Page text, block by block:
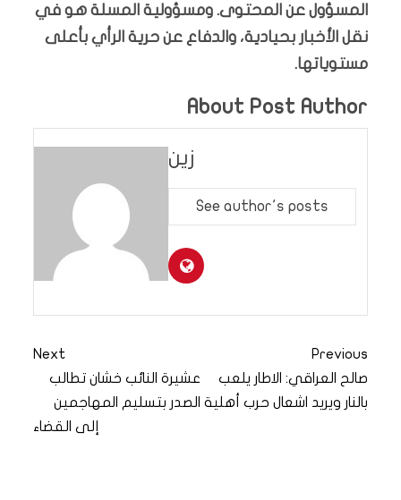
المسؤول عن المحتوى. ومسؤولية المسلة هو في
نقل الأخبار بحيادية، والدفاع عن حرية الرأي بأعلى
مستوياتها.
About Post Author
زين
See author's posts
Previous
صالح العراقي: الاطار يلعب
بالنار ويريد اشعال حرب أهلية
Next
عشيرة النائب خشان تطالب
الصدر بتسليم المهاجمين
إلى القضاء